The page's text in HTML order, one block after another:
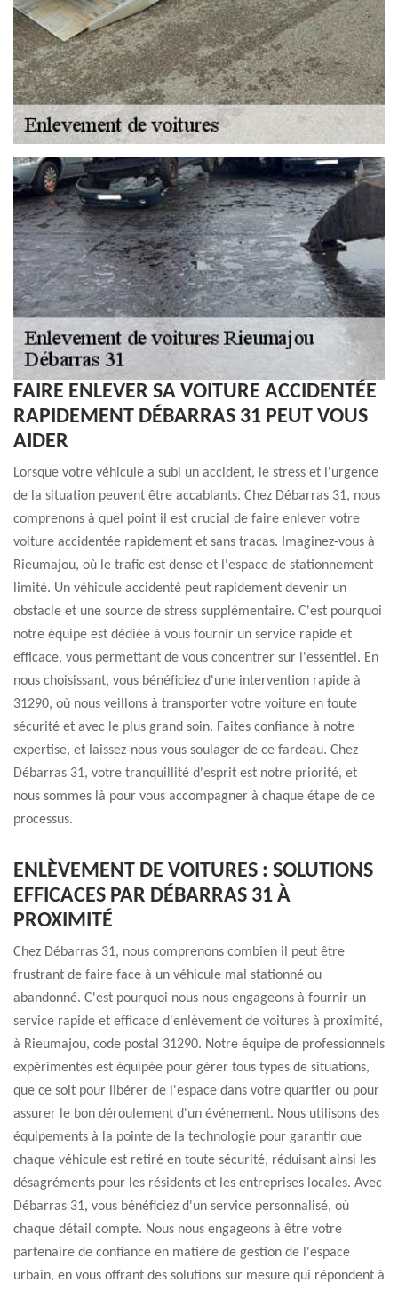
FAIRE ENLEVER SA VOITURE ACCIDENTÉE
RAPIDEMENT DÉBARRAS 31 PEUT VOUS
AIDER
Lorsque votre véhicule a subi un accident, le stress et l'urgence
de la situation peuvent être accablants. Chez Débarras 31, nous
comprenons à quel point il est crucial de faire enlever votre
voiture accidentée rapidement et sans tracas. Imaginez-vous à
Rieumajou, où le trafic est dense et l'espace de stationnement
limité. Un véhicule accidenté peut rapidement devenir un
obstacle et une source de stress supplémentaire. C'est pourquoi
notre équipe est dédiée à vous fournir un service rapide et
efficace, vous permettant de vous concentrer sur l'essentiel. En
nous choisissant, vous bénéficiez d'une intervention rapide à
31290, où nous veillons à transporter votre voiture en toute
sécurité et avec le plus grand soin. Faites confiance à notre
expertise, et laissez-nous vous soulager de ce fardeau. Chez
Débarras 31, votre tranquillité d'esprit est notre priorité, et
nous sommes là pour vous accompagner à chaque étape de ce
processus.
ENLÈVEMENT DE VOITURES : SOLUTIONS
EFFICACES PAR DÉBARRAS 31 À
PROXIMITÉ
Chez Débarras 31, nous comprenons combien il peut être
frustrant de faire face à un véhicule mal stationné ou
abandonné. C'est pourquoi nous nous engageons à fournir un
service rapide et efficace d'enlèvement de voitures à proximité,
à Rieumajou, code postal 31290. Notre équipe de professionnels
expérimentés est équipée pour gérer tous types de situations,
que ce soit pour libérer de l'espace dans votre quartier ou pour
assurer le bon déroulement d'un événement. Nous utilisons des
équipements à la pointe de la technologie pour garantir que
chaque véhicule est retiré en toute sécurité, réduisant ainsi les
désagréments pour les résidents et les entreprises locales. Avec
Débarras 31, vous bénéficiez d'un service personnalisé, où
chaque détail compte. Nous nous engageons à être votre
partenaire de confiance en matière de gestion de l'espace
urbain, en vous offrant des solutions sur mesure qui répondent à